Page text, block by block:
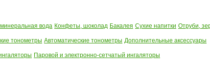
вода Конфеты, шоколад Бакалея Сухие напитки Отруби,
тонометры Автоматические тонометры Дополнительные аксессуары
Паровой и электронно-сетчатый ингаляторы